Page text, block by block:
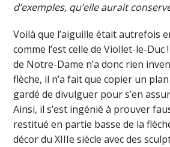
d’exemples, qu’elle aurait
Voilà que l’aiguille était autrefois
comme l’est celle de Viollet-le-
de Notre-Dame n’a donc rien
flèche, il n’a fait que copier un plan
gardé de divulguer pour s’en
Ainsi, il s’est ingénié à prouver
restitué en partie basse de la
décor du XIIIe siècle avec des